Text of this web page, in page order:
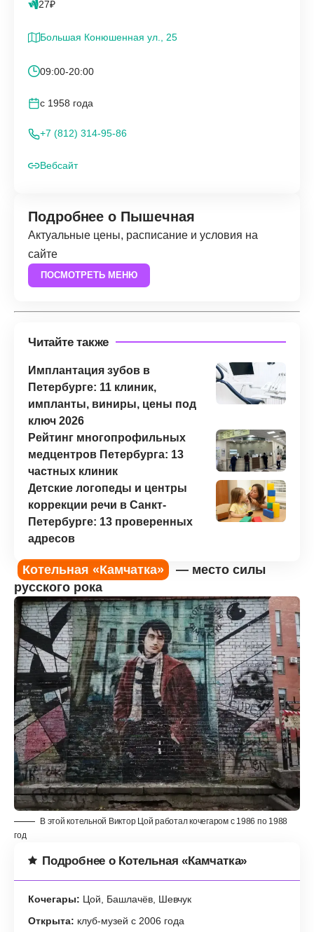
27₽
Большая Конюшенная ул., 25
09:00-20:00
с 1958 года
+7 (812) 314-95-86
Вебсайт
Подробнее о Пышечная
Актуальные цены, расписание и условия на
сайте
ПОСМОТРЕТЬ МЕНЮ
Читайте также
Имплантация зубов в
Петербурге: 11 клиник,
импланты, виниры, цены под
ключ 2026
Рейтинг многопрофильных
медцентров Петербурга: 13
частных клиник
Детские логопеды и центры
коррекции речи в Санкт-
Петербурге: 13 проверенных
адресов
Котельная «Камчатка»
— место силы
русского рока
В этой котельной Виктор Цой работал кочегаром с 1986 по 1988
год
Подробнее о Котельная «Камчатка»
Кочегары: Цой, Башлачёв, Шевчук
Открыта: клуб-музей с 2006 года